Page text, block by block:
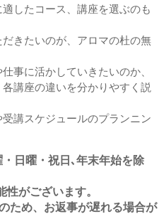
したコース、講座を選ぶのも
きたいのが、アロマの杜の無
事に活かしていきたいのか、
講座の違いを分かりやすく説
講スケジュールのプランニン
日曜・祝日､年末年始を除
性がございます。
ため、お返事が遅れる場合が